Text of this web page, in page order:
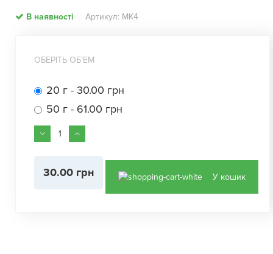
В наявності Артикул: МК4
ОБЕРІТЬ ОБʼЕМ
20 г - 30.00 грн
50 г - 61.00 грн
30.00 грн У кошик